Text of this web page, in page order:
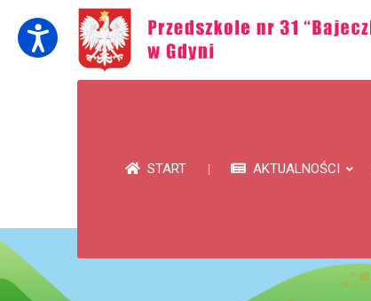
START AKTUALNOŚCI